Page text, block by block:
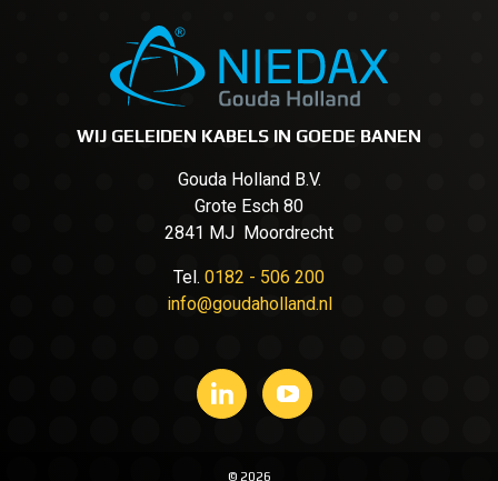
WIJ GELEIDEN KABELS IN GOEDE BANEN
Gouda Holland B.V.
Grote Esch 80
2841 MJ Moordrecht
Tel. 0182 - 506 200
info@goudaholland.nl
© 2026